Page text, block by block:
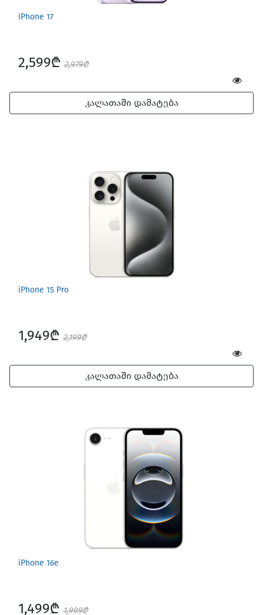
iPhone 17
2,599₾ 2,979₾
კალათაში დამატება
iPhone 15 Pro
1,949₾ 2,199₾
კალათაში დამატება
iPhone 16e
1,499₾ 1,999₾